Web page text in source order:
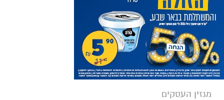
מגזין העסקים